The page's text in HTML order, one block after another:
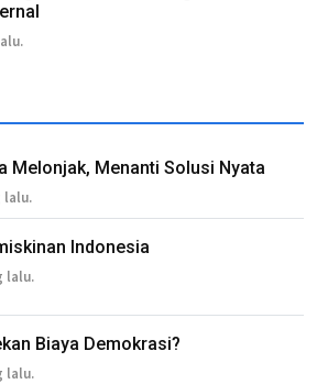
Melonjak, Menanti Solusi Nyata
lalu.
Indonesia
lalu.
Biaya Demokrasi?
lalu.